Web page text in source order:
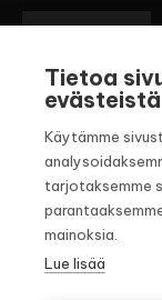
Palvelut
Rajasoft -
Rajasoft -
Tietoa
evästeistä
Käytämme
tarjotaksemme
mainoksia.
Lue lisää